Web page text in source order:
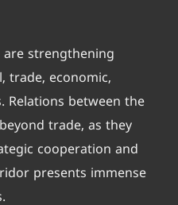
are strengthening
trade, economic,
Relations between the
trade, as they
cooperation and
presents immense